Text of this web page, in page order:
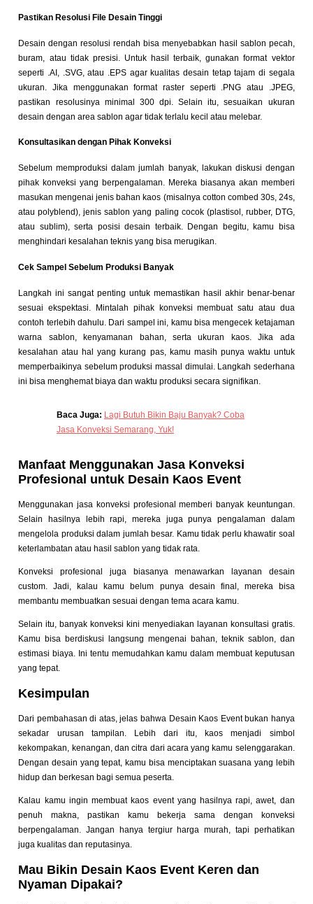
Pastikan Resolusi File Desain Tinggi
Desain dengan resolusi rendah bisa menyebabkan hasil sablon pecah,
buram, atau tidak presisi. Untuk hasil terbaik, gunakan format vektor
seperti .AI, .SVG, atau .EPS agar kualitas desain tetap tajam di segala
ukuran. Jika menggunakan format raster seperti .PNG atau .JPEG,
pastikan resolusinya minimal 300 dpi. Selain itu, sesuaikan ukuran
desain dengan area sablon agar tidak terlalu kecil atau melebar.
Konsultasikan dengan Pihak Konveksi
Sebelum memproduksi dalam jumlah banyak, lakukan diskusi dengan
pihak konveksi yang berpengalaman. Mereka biasanya akan memberi
masukan mengenai jenis bahan kaos (misalnya cotton combed 30s, 24s,
atau polyblend), jenis sablon yang paling cocok (plastisol, rubber, DTG,
atau sublim), serta posisi desain terbaik. Dengan begitu, kamu bisa
menghindari kesalahan teknis yang bisa merugikan.
Cek Sampel Sebelum Produksi Banyak
Langkah ini sangat penting untuk memastikan hasil akhir benar-benar
sesuai ekspektasi. Mintalah pihak konveksi membuat satu atau dua
contoh terlebih dahulu. Dari sampel ini, kamu bisa mengecek ketajaman
warna sablon, kenyamanan bahan, serta ukuran kaos. Jika ada
kesalahan atau hal yang kurang pas, kamu masih punya waktu untuk
memperbaikinya sebelum produksi massal dimulai. Langkah sederhana
ini bisa menghemat biaya dan waktu produksi secara signifikan.
Baca Juga: Lagi Butuh Bikin Baju Banyak? Coba
Jasa Konveksi Semarang, Yuk!
Manfaat Menggunakan Jasa Konveksi
Profesional untuk Desain Kaos Event
Menggunakan jasa konveksi profesional memberi banyak keuntungan.
Selain hasilnya lebih rapi, mereka juga punya pengalaman dalam
mengelola produksi dalam jumlah besar. Kamu tidak perlu khawatir soal
keterlambatan atau hasil sablon yang tidak rata.
Konveksi profesional juga biasanya menawarkan layanan desain
custom. Jadi, kalau kamu belum punya desain final, mereka bisa
membantu membuatkan sesuai dengan tema acara kamu.
Selain itu, banyak konveksi kini menyediakan layanan konsultasi gratis.
Kamu bisa berdiskusi langsung mengenai bahan, teknik sablon, dan
estimasi biaya. Ini tentu memudahkan kamu dalam membuat keputusan
yang tepat.
Kesimpulan
Dari pembahasan di atas, jelas bahwa Desain Kaos Eventbukan hanya
sekadar urusan tampilan. Lebih dari itu, kaos menjadi simbol
kekompakan, kenangan, dan citra dari acara yang kamu selenggarakan.
Dengan desain yang tepat, kamu bisa menciptakan suasana yang lebih
hidup dan berkesan bagi semua peserta.
Kalau kamu ingin membuat kaos event yang hasilnya rapi, awet, dan
penuh makna, pastikan kamu bekerja sama dengan konveksi
berpengalaman. Jangan hanya tergiur harga murah, tapi perhatikan
juga kualitas dan reputasinya.
Mau Bikin Desain Kaos Event Keren dan
Nyaman Dipakai?